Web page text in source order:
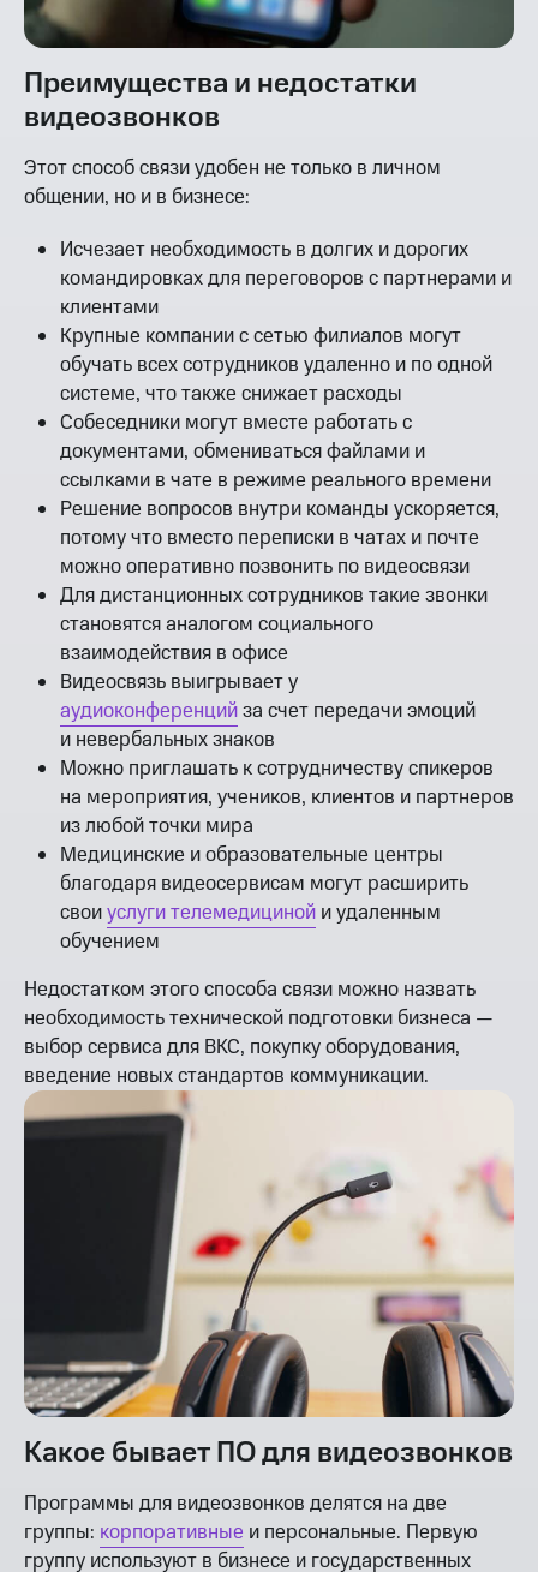
Преимущества и недостатки
видеозвонков
Этот способ связи удобен не только в личном
общении, но и в бизнесе:
Исчезает необходимость в долгих и дорогих
командировках для переговоров с партнерами и
клиентами
Крупные компании с сетью филиалов могут
обучать всех сотрудников удаленно и по одной
системе, что также снижает расходы
Собеседники могут вместе работать с
документами, обмениваться файлами и
ссылками в чате в режиме реального времени
Решение вопросов внутри команды ускоряется,
потому что вместо переписки в чатах и почте
можно оперативно позвонить по видеосвязи
Для дистанционных сотрудников такие звонки
становятся аналогом социального
взаимодействия в офисе
Видеосвязь выигрывает у
аудиоконференцийза счет передачи эмоций
и невербальных знаков
Можно приглашать к сотрудничеству спикеров
на мероприятия, учеников, клиентов и партнеров
из любой точки мира
Медицинские и образовательные центры
благодаря видеосервисам могут расширить
своиуслуги телемедициной и удаленным
обучением
Недостатком этого способа связи можно назвать
необходимость технической подготовки бизнеса —
выбор сервиса для ВКС, покупку оборудования,
введение новых стандартов коммуникации.
Какое бывает ПО для видеозвонков
Программы для видеозвонков делятся на две
группы: корпоративные и персональные. Первую
группу используют в бизнесе и государственных